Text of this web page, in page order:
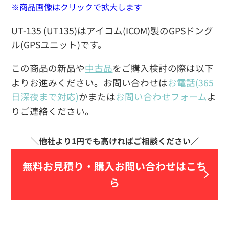
UT-135 (UT135)はアイコム(ICOM)製のGPSドング
ル(GPSユニット)です。
この商品の新品や中古品をご購入検討の際は以下
よりお進みください。お問い合わせはお電話(365
日深夜まで対応)かまたはお問い合わせフォームよ
りご連絡ください。
無料お見積り・ 購入お問い合わせはこち
ら
※商品画像はクリックで拡大します